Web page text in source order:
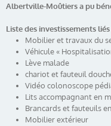
Albertville-Moûtiers a pu
Liste des investissements
Mobilier et travaux du
Véhicule «
Lève malade
chariot et fauteuil
Vidéo colonoscope
Lits accompagnant en
Brancards et fauteuils
Mobilier extérieur